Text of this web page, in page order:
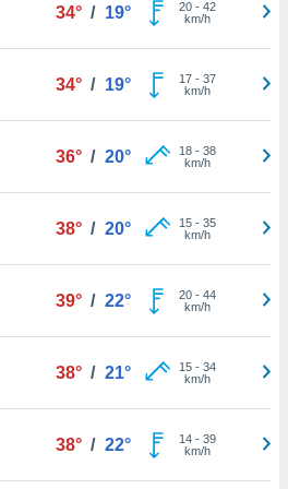
34° / 19° 20- 42
km/h
34° / 19° 17- 37
km/h
36° / 20° 18- 38
km/h
38° / 20° 15- 35
km/h
39° / 22° 20- 44
km/h
38° / 21° 15- 34
km/h
38° / 22° 14- 39
km/h